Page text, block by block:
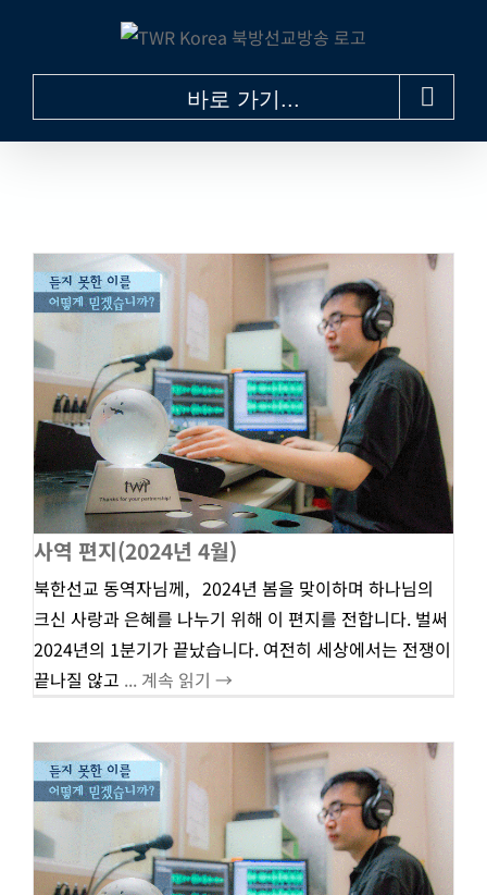
건
바로 가기...
사역 편지(2024년 4월)
북한선교 동역자님께, 2024년 봄을 맞이하며 하나님의
크신 사랑과 은혜를 나누기 위해 이 편지를 전합니다. 벌써
2024년의 1분기가 끝났습니다. 여전히 세상에서는 전쟁이
끝나질 않고 ... 계속 읽기 →